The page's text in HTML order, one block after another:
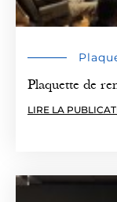
Plaquette de
LIRE LA